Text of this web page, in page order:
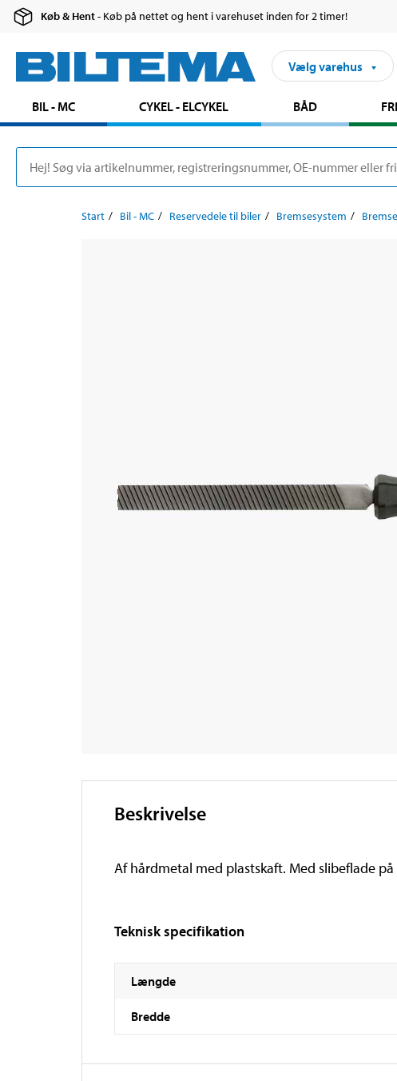
Køb & Hent- Køb på nettet og hent i varehuset inden for 2 timer!
Vælg varehus
BIL - MC CYKEL - ELCYKEL BÅD
Start Bil - MC Reservedele til biler Bremsesystem
Beskrivelse
Af hårdmetal med plastskaft. Med slibeflade på
Teknisk specifikation
Længde
Bredde